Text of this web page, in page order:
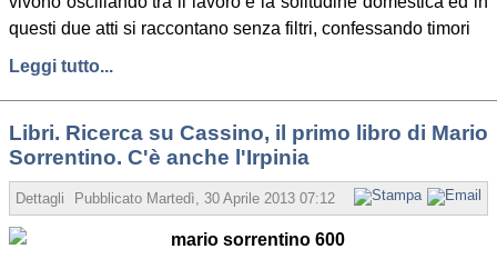
questi due atti si raccontano senza filtri, confessando timori
Leggi tutto...
Libri. Ricerca su Cassino, il primo libro di Mario
Sorrentino. C'è anche l'Irpinia
Dettagli Pubblicato Martedì, 30 Aprile 2013 07:12 Scritto da Redazione